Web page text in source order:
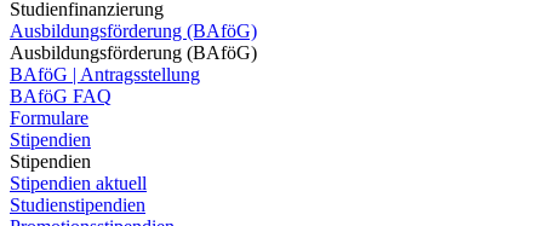
Studienfinanzierung
Ausbildungsförderung (BAföG)
Ausbildungsförderung (BAföG)
BAföG | Antragsstellung
BAföG FAQ
Formulare
Stipendien
Stipendien
Stipendien aktuell
Studienstipendien